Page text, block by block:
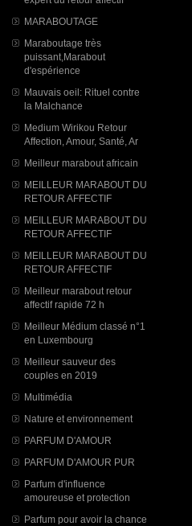
MARABOUTAGE
Maraboutage très
puissant,Marabout
d'espérience
Mauvais oeil: Rituel contre
la Malchance
Medium Wirikou Retour
Affection, Amour, Santé, Ar
Meilleur marabout africain
MEILLEUR MARABOUT DU
RETOUR AFFECTIF
MEILLEUR MARABOUT DU
RETOUR AFFECTIF
MEILLEUR MARABOUT DU
RETOUR AFFECTIF
Meilleur marabout retour
affectif rapide 72 h
Meilleur Médium classé n°1
en Luxembourg
Meilleur sauveur des
couples en 2019
Multimédia
Nature et environnement
PARFUM D'AMOUR
PARFUM D'AMOUR PUR
Parfum d'influence
amoureuse et protection
Parfum pour avoir la chance